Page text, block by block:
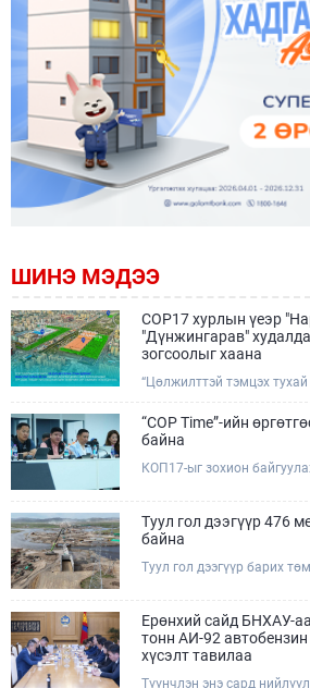
ШИНЭ МЭДЭЭ
COP17 хурлын үеэр
"Дүнжингарав"
зогсоолыг хаана
“Цөлжилттэй тэмцэх
сарын 17-28-ны өдрүүдэд
байгуулагдана.Хурлын
тухайн чиглэлд нийтийн
“COP Time”-ийн
байна
КОП17-ыг зохион
дотоод хуралдааныг
билээ.Өнөөдөр “COP
бөгөөд үүнд Үндэсний
Туул гол дээгүүр 476
байна
Туул гол дээгүүр барих
хөдөлгөөнийг
чухал байгууламж бөгөөд
"Тэргүүн саруул зам" ХХК,
Ерөнхий сайд БНХАУ-
тонн АИ-92
хүсэлт тавилаа
Түүнчлэн энэ сард